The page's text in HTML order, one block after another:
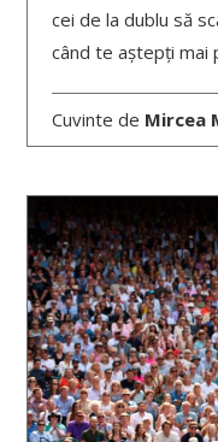
cei de la dublu să
când te aștepți mai
Cuvinte de Mircea